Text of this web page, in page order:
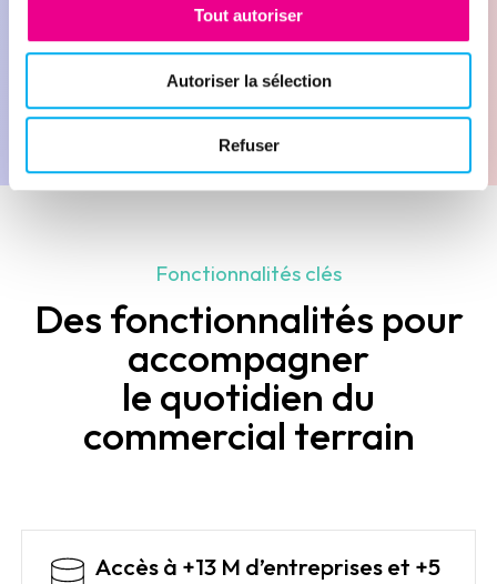
Tout autoriser
Autoriser la sélection
Refuser
Fonctionnalités clés
Des fonctionnalités pour
accompagner
le quotidien du
commercial terrain
Accès à +13 M d’entreprises et +5